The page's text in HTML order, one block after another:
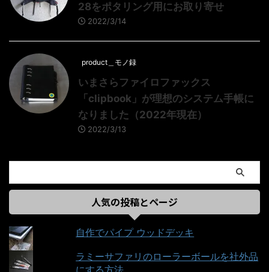
28をポタリング用にお取り寄せ
2022/3/14
product＿モノ録
いまさらファイロファックス
「clipbook」が理想のシステム手帳に
なりました（2022年現在）
2022/3/13
人気の投稿とページ
自作でパイプ ウッドデッキ
ラミーサファリのローラーボールを社外品
にする方法